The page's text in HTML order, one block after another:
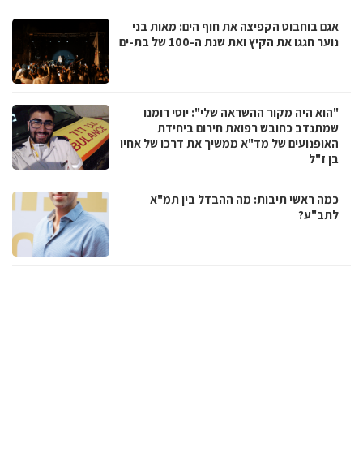
אגם בוחבוט הקפיצה את חוף הים: מאות בני
נוער חגגו את הקיץ ואת שנת ה-100 של בת-ים
"הוא היה מקור ההשראה שלי": יוסי רומנו
שמתנדב כחובש רפואת חירום ביחידת
האופנועים של מד"א ממשיך את דרכו של אחיו
בן ז"ל
כמה ראשי תיבות: מה ההבדל בין תמ"א
לתב"ע?